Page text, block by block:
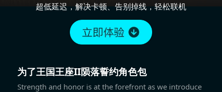
超低延迟，解决卡顿、告别掉线，轻松联机
为了王国王座II陨落誓约角色包
Strength and honor is at the forefront as we introduce